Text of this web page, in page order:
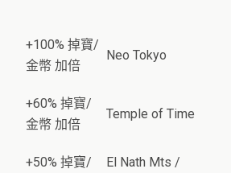
+100% 掉寶/
金幣 加倍
Neo Tokyo
+60% 掉寶/
金幣 加倍
Temple of Time
+50% 掉寶/
El Nath Mts /